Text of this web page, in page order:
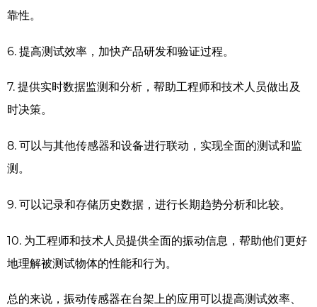
靠性。
6. 提高测试效率，加快产品研发和验证过程。
7. 提供实时数据监测和分析，帮助工程师和技术人员做出及
时决策。
8. 可以与其他传感器和设备进行联动，实现全面的测试和监
测。
9. 可以记录和存储历史数据，进行长期趋势分析和比较。
10. 为工程师和技术人员提供全面的振动信息，帮助他们更好
地理解被测试物体的性能和行为。
总的来说，振动传感器在台架上的应用可以提高测试效率、